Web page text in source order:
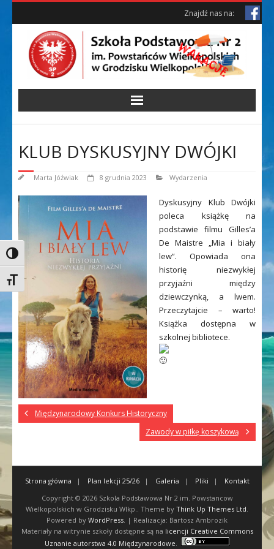
Skip
Toggle High Contrast
Toggle Font size
Skip
Znajdź nas na:
KLUB DYSKUSYJNY DWÓJKI
Marta Jóźwiak 8 grudnia 2023 Wydarzenia
Dyskusyjny Klub Dwójki
poleca książkę na
podstawie filmu Gilles’a
De Maistre „Mia i biały
lew”. Opowiada ona
historię niezwykłej
przyjaźni między
dziewczynką, a lwem.
Przeczytajcie – warto!
Książka dostępna w
szkolnej bibliotece.
Międzynarodowy Konkurs Historyczny
Zawody w piłkę koszykową
Strona główna Plan lekcji 25/26 Galeria Pliki
Kontakt
Copyright © 2026 Szkola Podstawowa Nr 2 im. Powstancow
Wielkopolskich w Grodzisku Wlkp.. Theme by Think Up Themes Ltd.
Powered by WordPress. | Realizacja: Bartosz Ambrozik
Materiały na witrynie szkoły dostępne są na licencji Creative Commons
Uznanie autorstwa 4.0 Międzynarodowe.